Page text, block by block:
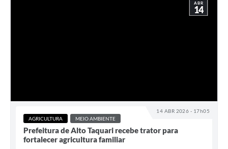
14 ABR 2026 - 17h05
ABR
14
AGRICULTURA MEIO AMBIENTE
Prefeitura de Alto Taquari recebe trator para
fortalecer agricultura familiar